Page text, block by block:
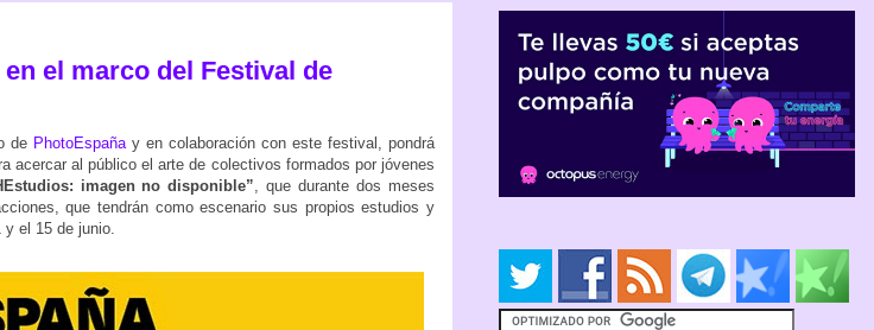
el marco del Festival de
de PhotoEspaña y en colaboración con este festival, pondrá
acercar al público el arte de colectivos formados por jóvenes
imagen no disponible” , que durante dos meses
que tendrán como escenario sus propios estudios y
el 15 de junio.